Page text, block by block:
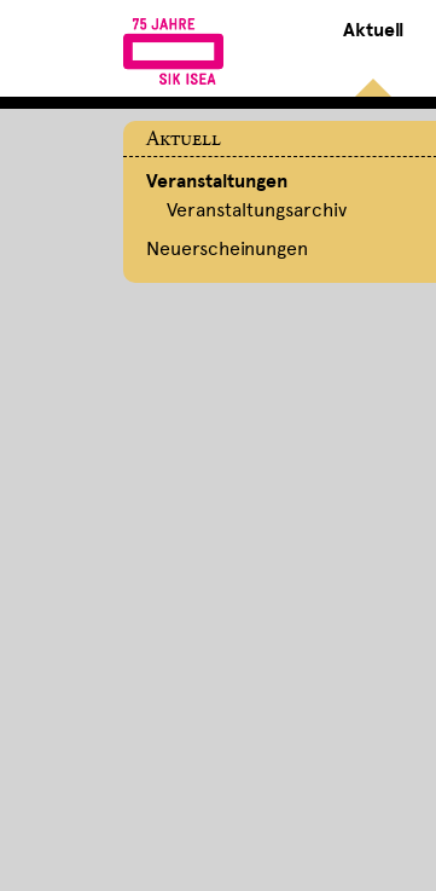
Aktuell
Aktuell
Veranstaltungen
Veranstaltungsarchiv
Neuerscheinungen